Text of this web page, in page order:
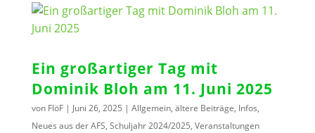
Ein großartiger Tag mit
Dominik Bloh am 11. Juni 2025
von FlöF| Juni 26, 2025 | Allgemein, ältere Beiträge, Infos,
Neues aus der AFS, Schuljahr 2024/2025, Veranstaltungen